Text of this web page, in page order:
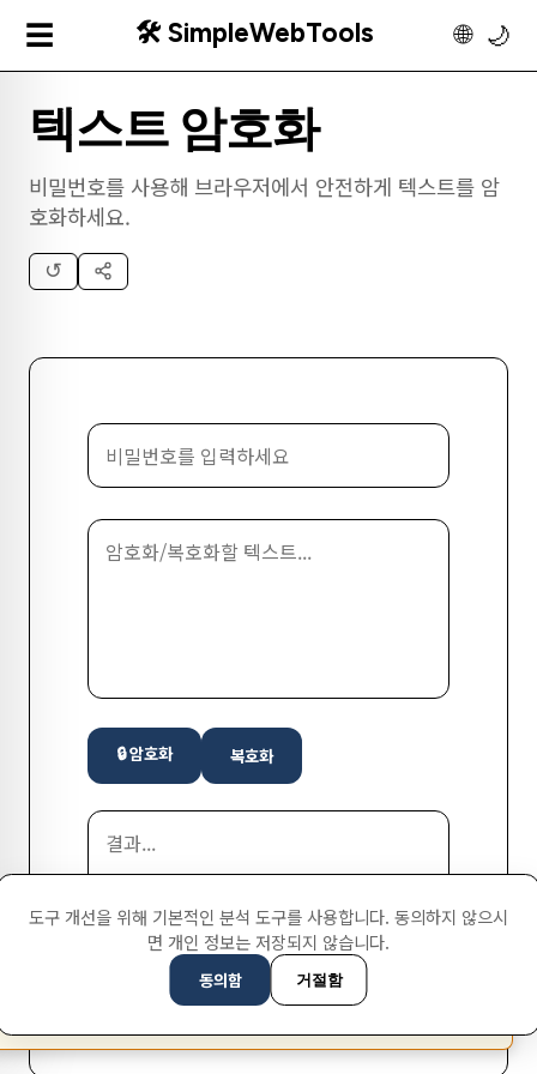
☰ 🛠️ SimpleWebTools 🌐 🌙
도구 개선을 위해 기본적인 분석 도구를 사용합니다. 동의하지 않으시
면 개인 정보는 저장되지 않습니다.
동의함 거절함
텍스트 암호화
비밀번호를 사용해 브라우저에서 안전하게 텍스트를 암
호화하세요.
↺
🔒 암호화 복호화
This page is available in English (UK)